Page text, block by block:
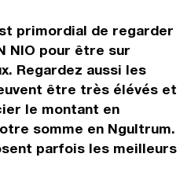
primordial de regarder
NIO pour être sur
Regardez aussi les
être très élévés et
le montant en
somme en Ngultrum.
parfois les meilleurs